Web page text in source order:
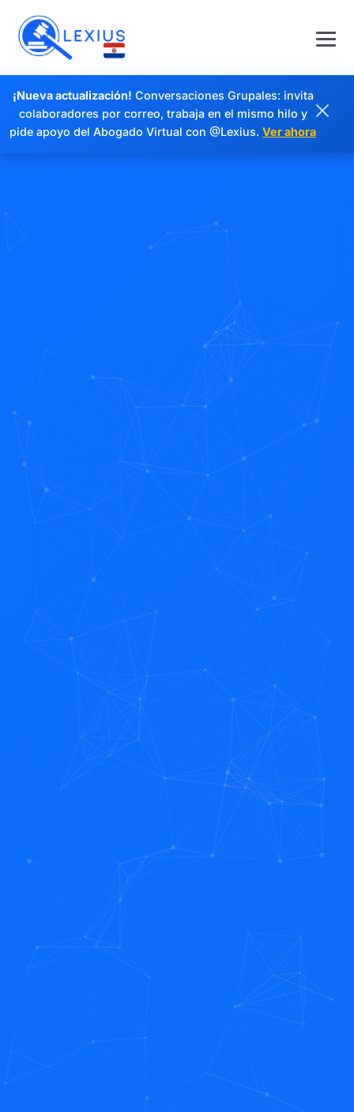
¡Nueva actualización! Conversaciones Grupales: invita
colaboradores por correo, trabaja en el mismo hilo y
pide apoyo del Abogado Virtual con @Lexius. Ver ahora